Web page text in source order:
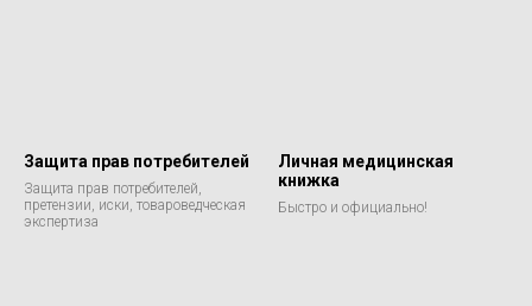
Защита прав потребителей
Защита прав потребителей,
претензии, иски, товароведческая
экспертиза
Личная медицинская
книжка
Быстро и официально!